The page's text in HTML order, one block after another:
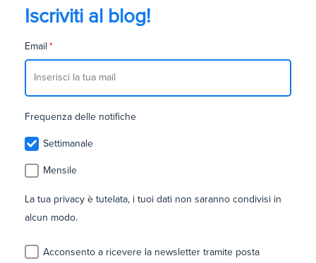
Iscriviti al blog!
Email *
Frequenza delle notifiche
Settimanale
Mensile
La tua privacy è tutelata, i tuoi dati non saranno condivisi in
alcun modo.
Acconsento a ricevere la newsletter tramite posta